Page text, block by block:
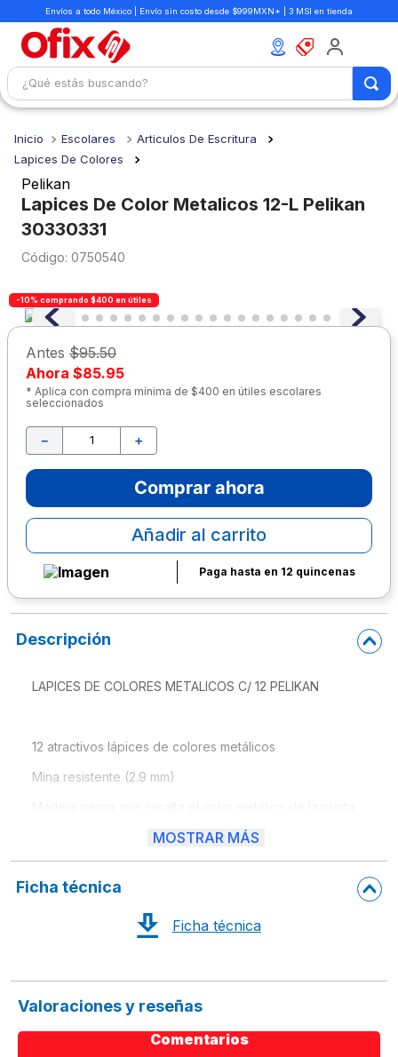
Envíos a todo México | Envío sin costo desde $999MXN* | 3 MSI en tienda
¿Qué estás buscando?
Escolares
Articulos De Escritura
Lapices De Colores
Pelikan
Lapices De Color Metalicos 12-L Pelikan
30330331
: 0750540
-10% comprando $400 en útiles
Antes $95.50
Ahora $85.95
* Aplica con compra mínima de $400 en útiles escolares
seleccionados
＋
－
Comprar ahora
Añadir al carrito
Paga hasta en 12 quincenas
Descripción
LAPICES DE COLORES METALICOS C/ 12 PELIKAN
12 atractivos lápices de colores metálicos
Mina resistente (2.9 mm)
Coloreado fácil y suave
No tóxicos
MOSTRAR MÁS
Ficha técnica
Ficha técnica
Valoraciones y reseñas
Comentarios
1.
mochilas
2
3.
cuaderno
4.
cuadernos
colores
6.
boligrafo
7.
escritorio
8 .
sacapuntas
9
escolar
10. lapiz